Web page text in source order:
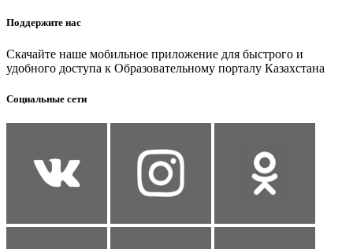
Поддержите нас
Скачайте наше мобильное приложение для быстрого и
удобного доступа к Образовательному порталу Казахстана
Социальные сети